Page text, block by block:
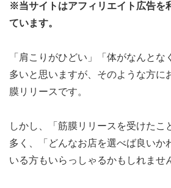
※当サイトはアフィリエイト広告を
ています。
「肩こりがひどい」「体がなんとな
多いと思いますが、そのような方に
膜リリースです。
しかし、「筋膜リリースを受けたこ
多く、「どんなお店を選べば良いか
いる方もいらっしゃるかもしれませ